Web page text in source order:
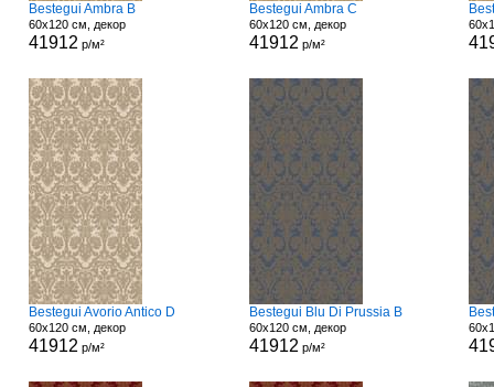
Bestegui Ambra B
60x120 см, декор
41912 р/м²
Bestegui Ambra C
60x120 см, декор
41912 р/м²
Bestegui Avorio Antico D
60x120 см, декор
41912 р/м²
Bestegui Blu Di Prussia B
60x120 см, декор
41912 р/м²